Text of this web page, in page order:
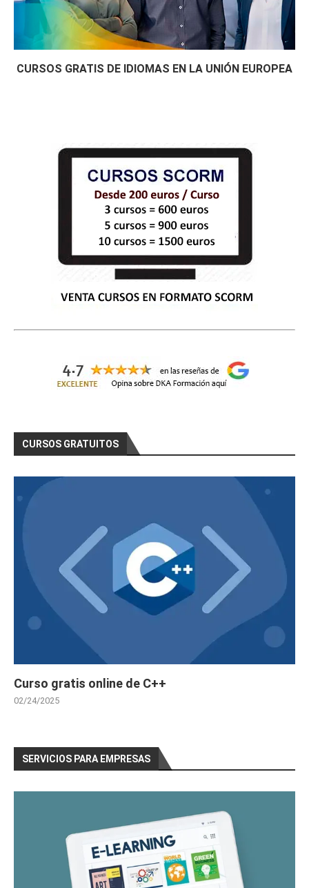
CURSOS GRATIS DE IDIOMAS EN LA UNIÓN EUROPEA
CURSOS GRATUITOS
Curso gratis online de C++
02/24/2025
SERVICIOS PARA EMPRESAS